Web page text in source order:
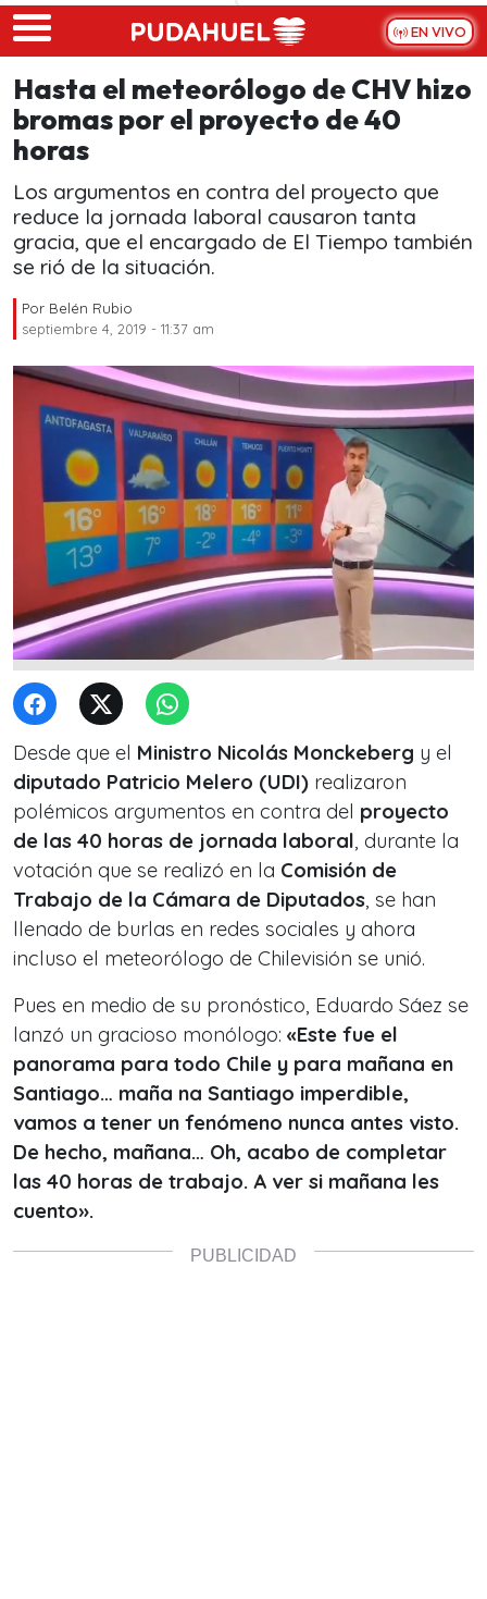
Skip to main content
EN VIVO
Hasta el meteorólogo de CHV hizo
bromas por el proyecto de 40
horas
Los argumentos en contra del proyecto que
reduce la jornada laboral causaron tanta
gracia, que el encargado de El Tiempo también
se rió de la situación.
Por Belén Rubio
septiembre 4, 2019 - 11:37 am
Desde que el Ministro Nicolás Monckeberg y el
diputado Patricio Melero (UDI) realizaron
polémicos argumentos en contra del proyecto
de las 40 horas de jornada laboral, durante la
votación que se realizó en la Comisión de
Trabajo de la Cámara de Diputados, se han
llenado de burlas en redes sociales y ahora
incluso el meteorólogo de Chilevisión se unió.
Pues en medio de su pronóstico, Eduardo Sáez se
lanzó un gracioso monólogo: «Este fue el
panorama para todo Chile y para mañana en
Santiago… maña na Santiago imperdible,
vamos a tener un fenómeno nunca antes visto.
De hecho, mañana… Oh, acabo de completar
las 40 horas de trabajo. A ver si mañana les
cuento».